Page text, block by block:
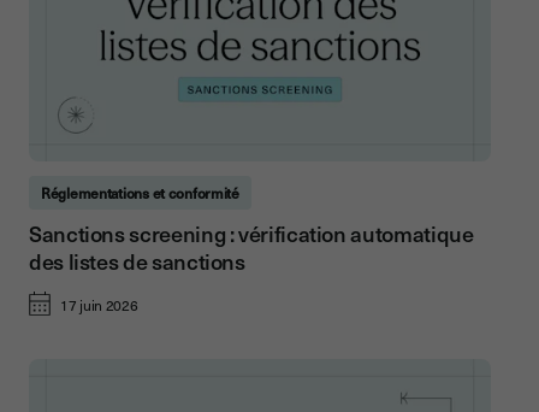
Réglementations et conformité
Sanctions screening : vérification automatique
des listes de sanctions
17 juin 2026